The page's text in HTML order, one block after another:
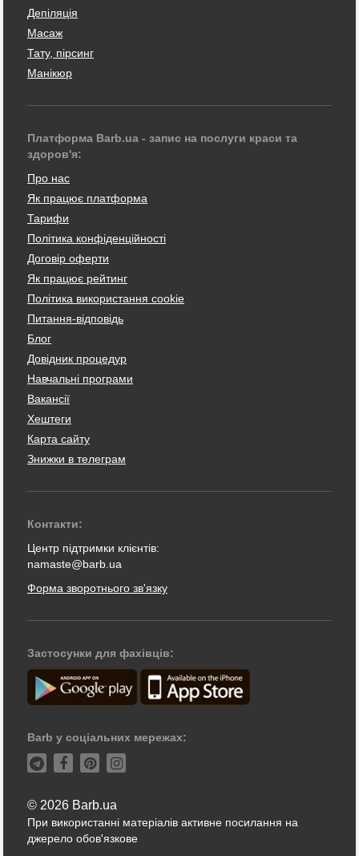
Депіляція
Масаж
Тату, пірсинг
Манікюр
Платформа Barb.ua - запис на послуги краси та
здоров'я:
Про нас
Як працює платформа
Тарифи
Політика конфіденційності
Договір оферти
Як працює рейтинг
Політика використання cookie
Питання-відповідь
Блог
Довідник процедур
Навчальні програми
Вакансії
Хештеги
Карта сайту
Знижки в телеграм
Контакти:
Центр підтримки клієнтів:
namaste@barb.ua
Форма зворотнього зв'язку
Застосунки для фахівців:
Barb у соціальних мережах:
© 2026 Barb.ua
При використанні матеріалів активне посилання на
джерело обов'язкове